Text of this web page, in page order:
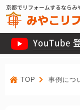
京都でリフォームするならみ
YouTube
TOP 事例につ